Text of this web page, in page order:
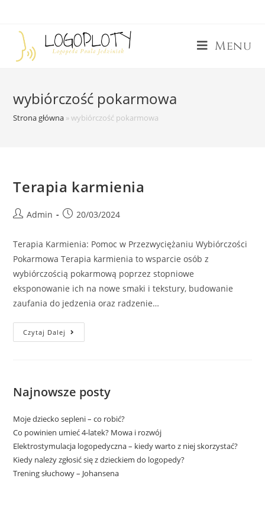
Menu
wybiórczość pokarmowa
Strona główna »wybiórczość pokarmowa
Terapia karmienia
Admin 20/03/2024
Terapia Karmienia: Pomoc w Przezwyciężaniu Wybiórczości
Pokarmowa Terapia karmienia to wsparcie osób z
wybiórczością pokarmową poprzez stopniowe
eksponowanie ich na nowe smaki i tekstury, budowanie
zaufania do jedzenia oraz radzenie…
Czytaj Dalej
Najnowsze posty
Moje dziecko sepleni – co robić?
Co powinien umieć 4-latek? Mowa i rozwój
Elektrostymulacja logopedyczna – kiedy warto z niej skorzystać?
Kiedy należy zgłosić się z dzieckiem do logopedy?
Trening słuchowy – Johansena